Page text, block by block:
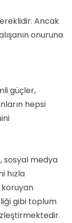
Ancak
onuruna
güçler,
hepsi
sosyal medya
hızla
gibi toplum